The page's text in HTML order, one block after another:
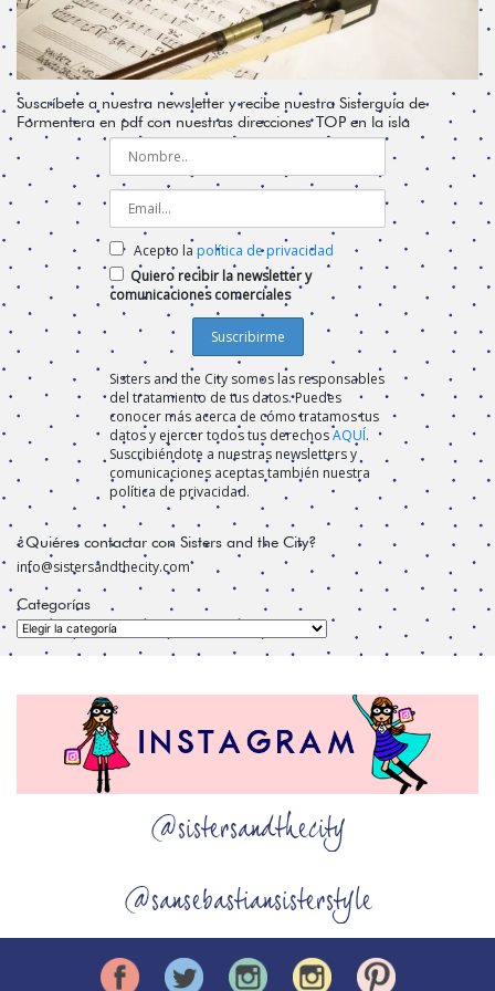
Suscríbete a nuestra newsletter y recibe nuestra Sisterguía de
Formentera en pdf con nuestras direcciones TOP en la isla
Acepto la política de privacidad
Quiero recibir la newsletter y
comunicaciones comerciales
Sisters and the City somos las responsables
del tratamiento de tus datos. Puedes
conocer más acerca de cómo tratamos tus
datos y ejercer todos tus derechosAQUÍ.
Suscribiéndote a nuestras newsletters y
comunicaciones aceptas también nuestra
política de privacidad.
¿Quiéres contactar con Sisters and the City?
info@sistersandthecity.com
Categorías
Categorías
@sistersandthecity
@sansebastiansisterstyle